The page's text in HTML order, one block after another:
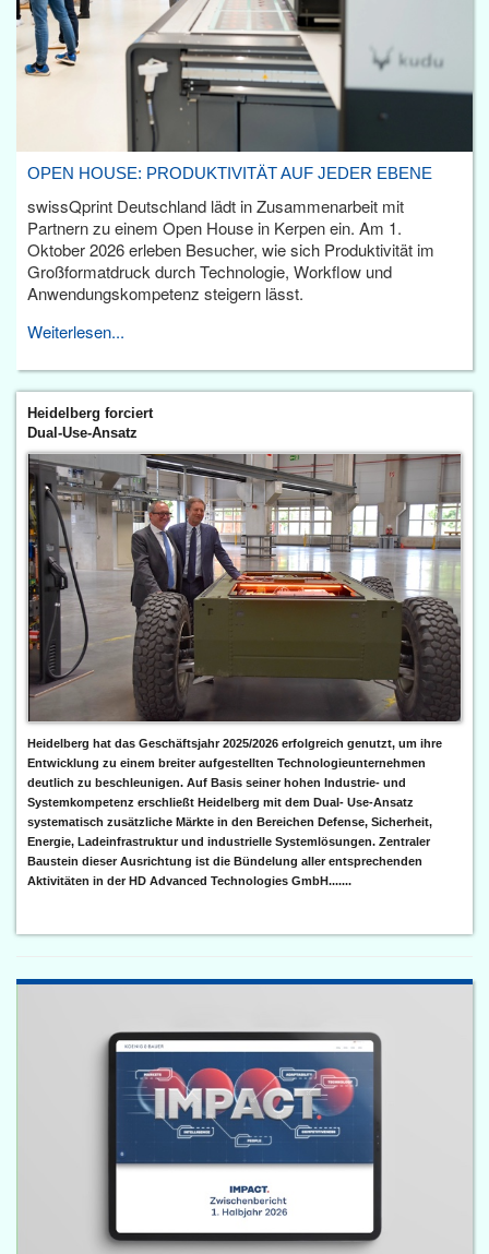
OPEN HOUSE: PRODUKTIVITÄT AUF JEDER EBENE
swissQprint Deutschland lädt in Zusammenarbeit mit
Partnern zu einem Open House in Kerpen ein. Am 1.
Oktober 2026 erleben Besucher, wie sich Produktivität im
Großformatdruck durch Technologie, Workflow und
Anwendungskompetenz steigern lässt.
Weiterlesen...
Heidelberg forciert
Dual-Use-Ansatz
Heidelberg hat das Geschäftsjahr 2025/2026 erfolgreich genutzt, um ihre
Entwicklung zu einem breiter aufgestellten Technologieunternehmen
deutlich zu beschleunigen. Auf Basis seiner hohen Industrie- und
Systemkompetenz erschließt Heidelberg mit dem Dual- Use-Ansatz
systematisch zusätzliche Märkte in den Bereichen Defense, Sicherheit,
Energie, Ladeinfrastruktur und industrielle Systemlösungen. Zentraler
Baustein dieser Ausrichtung ist die Bündelung aller entsprechenden
Aktivitäten in der HD Advanced Technologies GmbH.......